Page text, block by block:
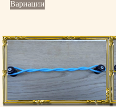
Вариации
несколько
можно
выбрать
на
странице